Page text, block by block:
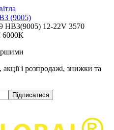
(9005)
HB3(9005) 12-22V 3570
6000К
і розпродажі, знижки та
Підписатися